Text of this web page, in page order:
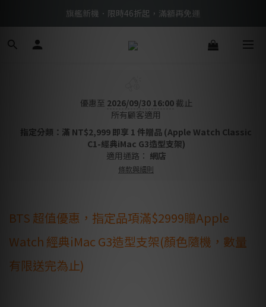
BTS限定優惠滿額現折再送好禮 → 手刀下單
旗艦新機．限時46折起，滿額再免運
BTS限定優惠滿額現折再送好禮 → 手刀下單
優惠至 2026/09/30 16:00截止
所有顧客適用
指定分類：滿 NT$2,999 即享 1 件贈品 (Apple Watch Classic
C1-經典iMac G3造型支架)
適用通路： 網店
條款與細則
BTS 超值優惠，指定品項滿$2999贈Apple
Watch 經典iMac G3造型支架(顏色隨機，數量
有限送完為止)